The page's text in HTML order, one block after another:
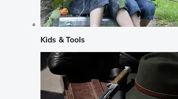
Kids & Tools